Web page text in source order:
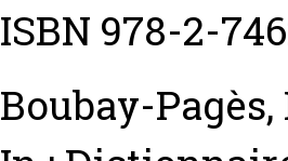
ISBN 978-2-
Boubay-